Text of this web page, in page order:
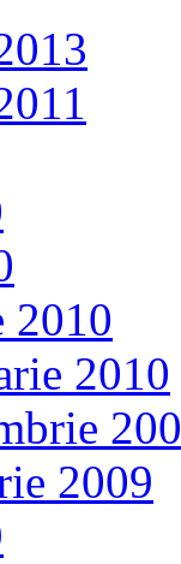
2010
2010
2009